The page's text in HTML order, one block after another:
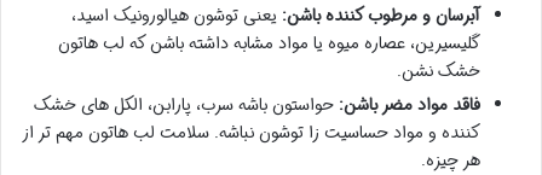
آبرسان و مرطوب کننده باشن: یعنی توشون هیالورونیک اسید،
گلیسیرین، عصاره میوه یا مواد مشابه داشته باشن که لب هاتون
خشک نشن.
فاقد مواد مضر باشن: حواستون باشه سرب، پارابن، الکل های خشک
کننده و مواد حساسیت زا توشون نباشه. سلامت لب هاتون مهم تر از
هر چیزه.